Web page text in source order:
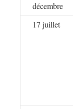
décembre
17 juillet